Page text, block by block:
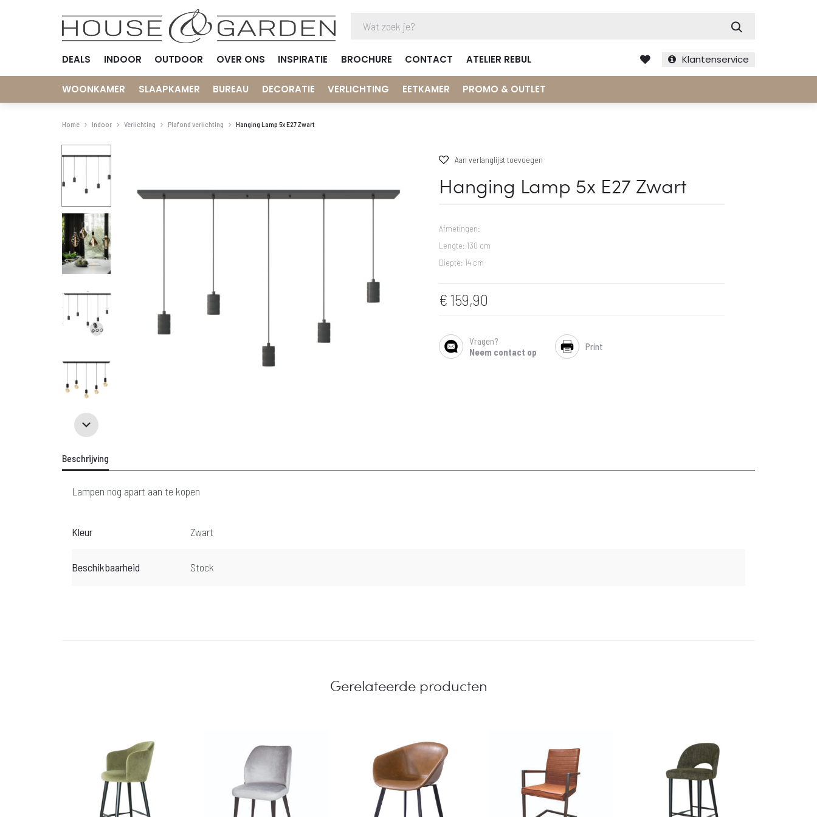
DEALS INDOOR OUTDOOR OVER ONS INSPIRATIE BROCHURE CONTACT ATELIER REBUL Klantenservice
WOONKAMER SLAAPKAMER BUREAU DECORATIE VERLICHTING EETKAMER PROMO & OUTLET
Home Indoor Verlichting Plafond verlichting Hanging Lamp 5x E27 Zwart
Aan verlanglijst toevoegen
Hanging Lamp 5x E27 Zwart
Afmetingen:
Lengte: 130 cm
Diepte: 14 cm
€159,90
SHARE
Vragen?
Neem contact op
Print
Beschrijving
Lampen nog apart aan te kopen
Kleur Zwart
Beschikbaarheid Stock
Gerelateerde producten